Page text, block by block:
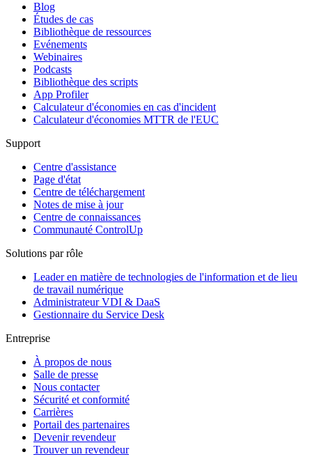
Blog
Études de cas
Bibliothèque de ressources
Evénements
Webinaires
Podcasts
Bibliothèque des scripts
App Profiler
Calculateur d'économies en cas d'incident
Calculateur d'économies MTTR de l'EUC
Support
Centre d'assistance
Page d'état
Centre de téléchargement
Notes de mise à jour
Centre de connaissances
Communauté ControlUp
Solutions par rôle
Leader en matière de technologies de l'information et de lieu
de travail numérique
Administrateur VDI & DaaS
Gestionnaire du Service Desk
Entreprise
À propos de nous
Salle de presse
Nous contacter
Sécurité et conformité
Carrières
Portail des partenaires
Devenir revendeur
Trouver un revendeur